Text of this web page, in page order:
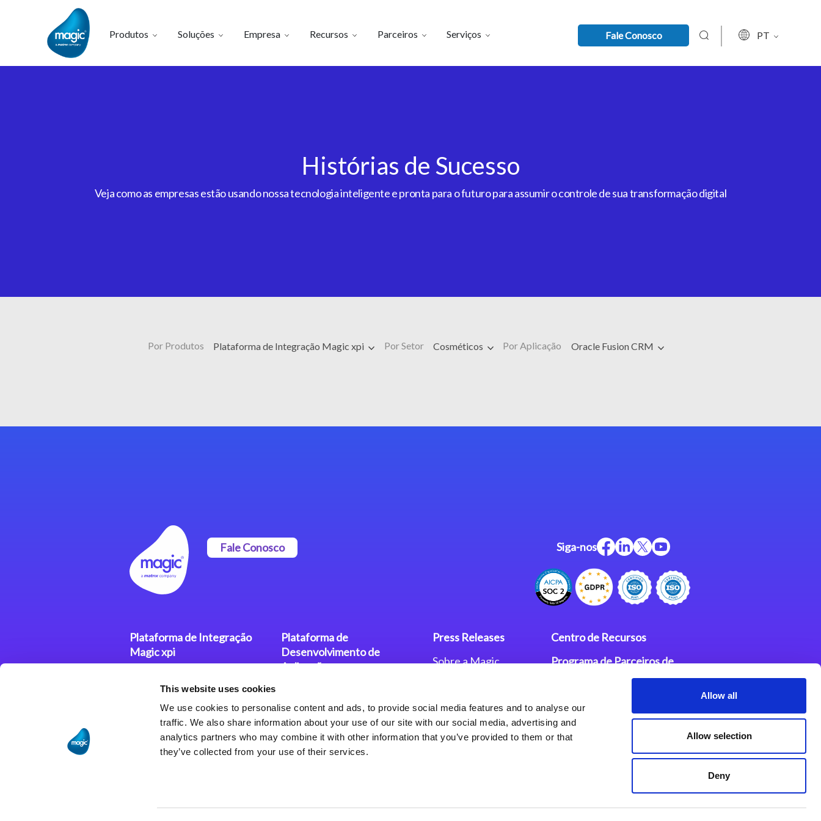
This website uses cookies
We use cookies to personalise content and ads, to provide social media features and to analyse our
traffic. We also share information about your use of our site with our social media, advertising and
analytics partners who may combine it with other information that you’ve provided to them or that
they’ve collected from your use of their services.
Allow all
Allow selection
Deny
Produtos Soluções Empresa Recursos Parceiros Serviços Fale Conosco PT
Histórias de Sucesso
Veja como as empresas estão usando nossa tecnologia inteligente e pronta para o futuro para assumir o controle de sua transformação digital
Por Produtos Plataforma de Integração Magic xpi Por Setor Cosméticos Por Aplicação Oracle Fusion CRM
Fale Conosco Siga-nos
Plataforma de Integração
Magic xpi
Plataforma de
Desenvolvimento de
Aplicações
xpa
Framework de Aplicações
Web do Magic xpa
Press Releases
Sobre a Magic
Política de Privacidade
Política de Privacidade
Centro de Recursos
Programa de Parceiros de
Integração Magic